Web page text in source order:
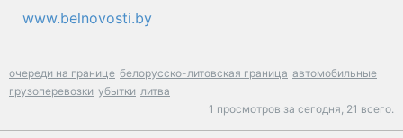
www.belnovosti.by
очереди на границе белорусско-литовская граница автомобильные
грузоперевозки убытки литва
1 просмотров за сегодня, 21 всего.